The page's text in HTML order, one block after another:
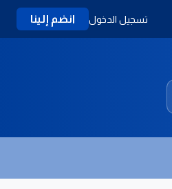
تسجيل الدخول انضم إلينا